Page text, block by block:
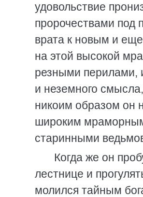
удовольствие
пророчествами под
врата к новым и
на этой высокой
резными перилами,
и неземного
никоим образом он
широким
старинными
Когда же он
лестнице и
молился тайным